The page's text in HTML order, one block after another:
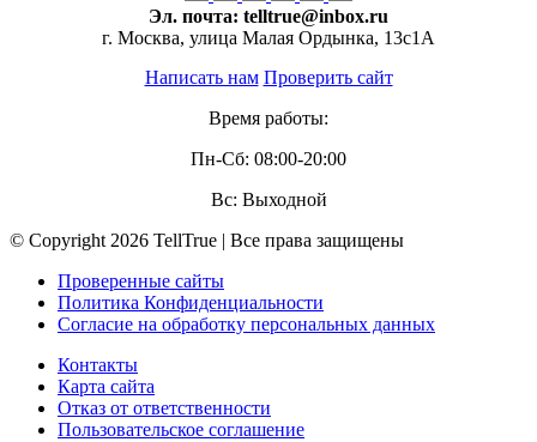
Эл. почта: telltrue@inbox.ru
г. Москва, улица Малая Ордынка, 13с1А
Написать нам Проверить сайт
Время работы:
Пн-Сб: 08:00-20:00
Вс: Выходной
© Copyright 2026 TellTrue | Все права защищены
Проверенные сайты
Политика Конфиденциальности
Согласие на обработку персональных данных
Контакты
Карта сайта
Отказ от ответственности
Пользовательское соглашение